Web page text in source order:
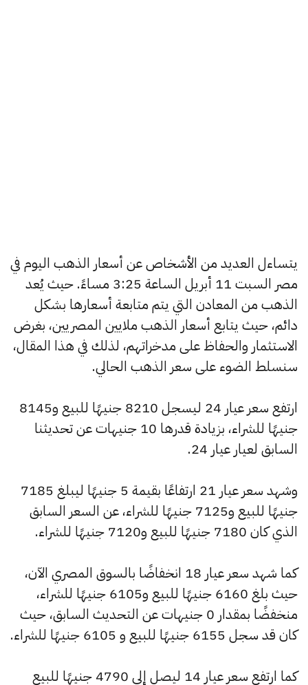
يتساءل العديد من الأشخاص عن أسعار الذهب اليوم في
مصر السبت 11 أبريل الساعة 3:25 مساءً. حيث يُعد
الذهب من المعادن التي يتم متابعة أسعارها بشكل
دائم، حيث يتابع أسعار الذهب ملايين المصريين، بغرض
الاستثمار والحفاظ على مدخراتهم، لذلك في هذا المقال،
سنسلط الضوء على سعر الذهب الحالي.
ارتفع سعر عيار 24 ليسجل 8210 جنيهًا للبيع و8145
جنيهًا للشراء، بزيادة قدرها 10 جنيهات عن تحديثنا
السابق لعيار عيار 24.
وشهد سعر عيار 21 ارتفاعًا بقيمة 5 جنيهًا ليبلغ 7185
جنيهًا للبيع و7125 جنيهًا للشراء، عن السعر السابق
الذي كان 7180 جنيهًا للبيع و7120 جنيهًا للشراء.
كما شهد سعر عيار 18 انخفاضًا بالسوق المصري الآن،
حيث بلغ 6160 جنيهًا للبيع و6105 جنيهًا للشراء،
منخفضًا بمقدار 0 جنيهات عن التحديث السابق، حيث
كان قد سجل 6155 جنيهًا للبيع و 6105 جنيهًا للشراء.
كما ارتفع سعر عيار 14 ليصل إلى 4790 جنيهًا للبيع